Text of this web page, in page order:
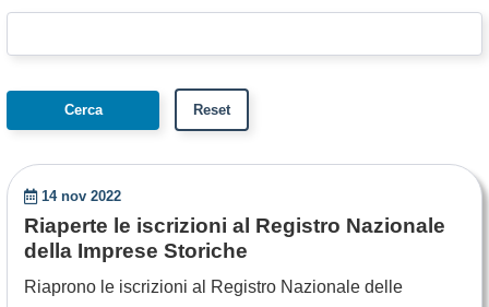
14 nov 2022
Riaperte le iscrizioni al Registro Nazionale
della Imprese Storiche
Riaprono le iscrizioni al Registro Nazionale delle